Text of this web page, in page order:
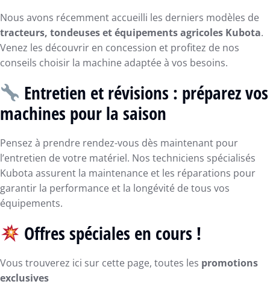
Nous avons récemment accueilli les derniers modèles de
tracteurs, tondeuses et équipements agricoles Kubota.
Venez les découvrir en concession et profitez de nos
conseils choisir la machine adaptée à vos besoins.
Entretien et révisions : préparez vos
machines pour la saison
Pensez à prendre rendez-vous dès maintenant pour
l’entretien de votre matériel. Nos techniciens spécialisés
Kubota assurent la maintenance et les réparations pour
garantir la performance et la longévité de tous vos
équipements.
Offres spéciales en cours !
Vous trouverez ici sur cette page, toutes les promotions
exclusives